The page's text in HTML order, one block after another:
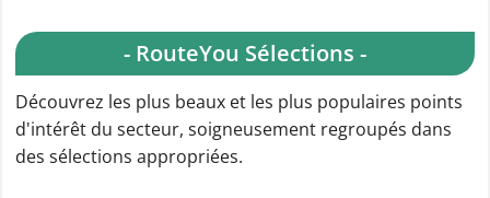
- RouteYou Sélections -
Découvrez les plus beaux et les plus populaires points
d'intérêt du secteur, soigneusement regroupés dans
des sélections appropriées.